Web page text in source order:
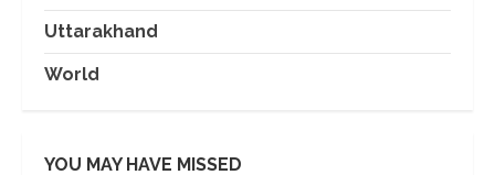
Uttarakhand
World
YOU MAY HAVE MISSED